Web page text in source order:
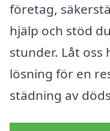
företag,
hjälp och stöd
stunder. Låt
lösning för en
städning av